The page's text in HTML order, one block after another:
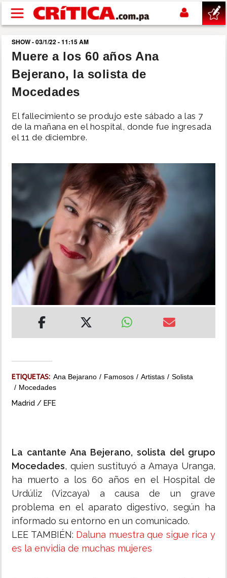
Pasar al contenido principal
buscar
SUCESOS
POLÍTICA
MUNDO
INSÓLITAS
MULTIMEDIA
IMPRESO
SHOW - 03/1/22 - 11:15 AM
Muere a los 60 años Ana
Bejerano, la solista de
Mocedades
El fallecimiento se produjo este sábado a las 7
de la mañana en el hospital, donde fue ingresada
el 11 de diciembre.
ETIQUETAS: Ana Bejarano Famosos Artistas
Solista
Mocedades
Madrid / EFE
La cantante Ana Bejerano, solista del grupo
Mocedades, quien sustituyó a Amaya Uranga,
ha muerto a los 60 años en el Hospital de
Urdúliz (Vizcaya) a causa de un grave
problema en el aparato digestivo, según ha
informado su entorno en un comunicado.
LEE TAMBIÉN: Daluna muestra que sigue rica y
es la envidia de muchas mujeres